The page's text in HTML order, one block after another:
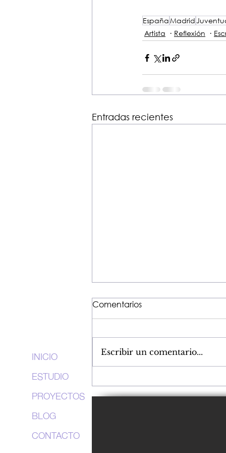
EspañaMadrid
Artista
Reflexión
Entradas recientes
PASIÓN
Comentarios
Escribir un comentario...
INICIO
ESTUDIO
PROYECTOS
BLOG
CONTACTO